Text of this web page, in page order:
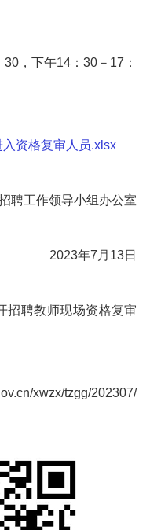
，下午14：30－17：
资格复审人员.xlsx
工作领导小组办公室
2023年7月13日
聘教师现场资格复审
xwzx/tzgg/202307/